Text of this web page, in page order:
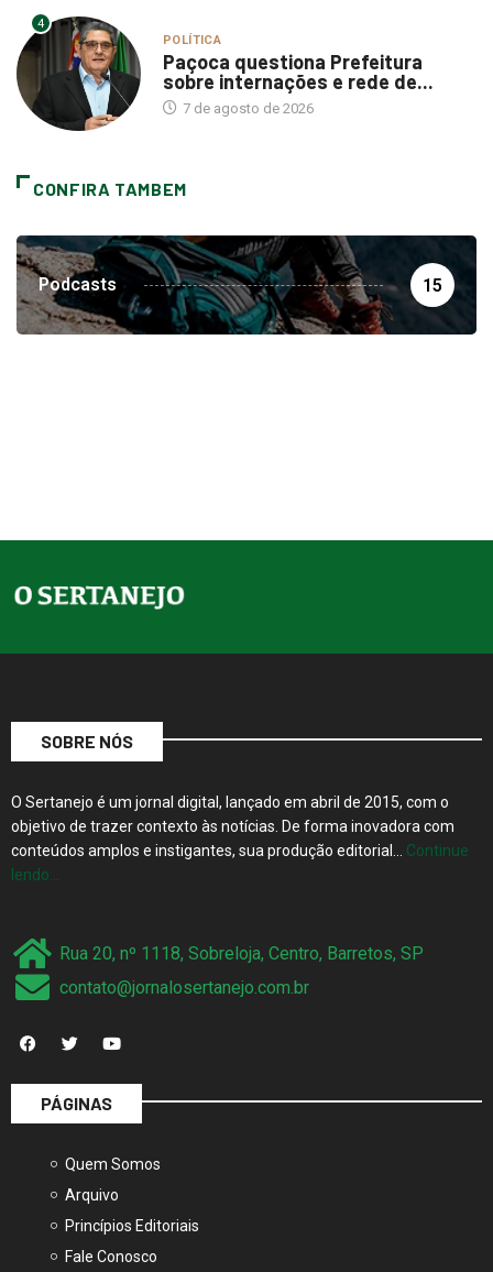
4
POLÍTICA
Paçoca questiona Prefeitura
sobre internações e rede de...
7 de agosto de 2026
CONFIRA TAMBEM
Podcasts 15
SOBRE NÓS
O Sertanejo é um jornal digital, lançado em abril de 2015, com o
objetivo de trazer contexto às notícias. De forma inovadora com
conteúdos amplos e instigantes, sua produção editorial… Continue
lendo…
Rua 20, nº 1118, Sobreloja, Centro, Barretos, SP
contato@jornalosertanejo.com.br
PÁGINAS
Quem Somos
Arquivo
Princípios Editoriais
Fale Conosco